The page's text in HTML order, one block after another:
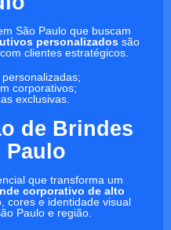
São Paulo que buscam
personalizados são
clientes estratégicos.
corporativos;
exclusivas.
de Brindes
Paulo
que transforma um
corporativo de alto
cores e identidade visual
Paulo e região.